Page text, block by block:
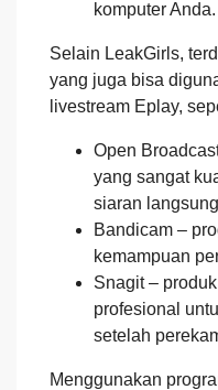
komputer Anda.
Selain LeakGirls,
yang juga bisa
livestream Eplay,
Open
yang sangat
siaran
Bandicam –
kemampuan
Snagit –
profesional
setelah
Menggunakan